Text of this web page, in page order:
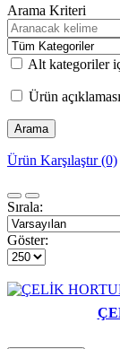
Arama Kriteri
Alt kategoriler
Ürün
Ürün Karşılaştır (0)
Sırala:
Göster: